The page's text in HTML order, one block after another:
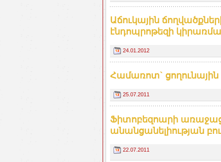
Աճուկային
էնդոպրոթեզի
24.01.2012
Համառոտ` ցողունային
25.07.2011
Ֆիտոբեզոարի
անանցանելիության
22.07.2011